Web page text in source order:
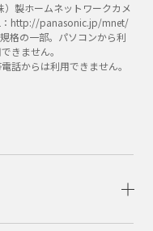
製ホームネットワークカメ
：http://panasonic.jp/mnet/
格の一部。パソコンから利
きません。
話からは利用できません。